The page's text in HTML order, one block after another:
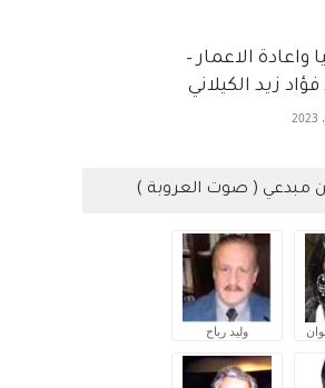
واعادة الاعمار –
زيد الكيلاني
مبدعي ( صوت العروبة )
وليد رباح